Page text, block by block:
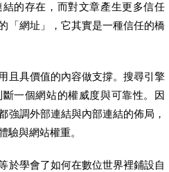
的存在，而對文章產生更多信任
「網址」，它其實是一種信任的橋
且具價值的內容做支撐。搜尋引擎
一個網站的權威度與可靠性。因
強調外部連結與內部連結的佈局，
驗與網站權重。
於學會了如何在數位世界裡鋪設自